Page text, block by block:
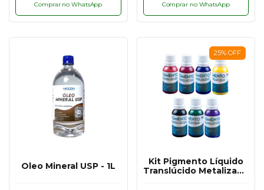
Comprar no WhatsApp Comprar no WhatsApp
Oleo Mineral USP - 1L
25% OFF
Kit Pigmento Líquido
Translúcido Metalizado